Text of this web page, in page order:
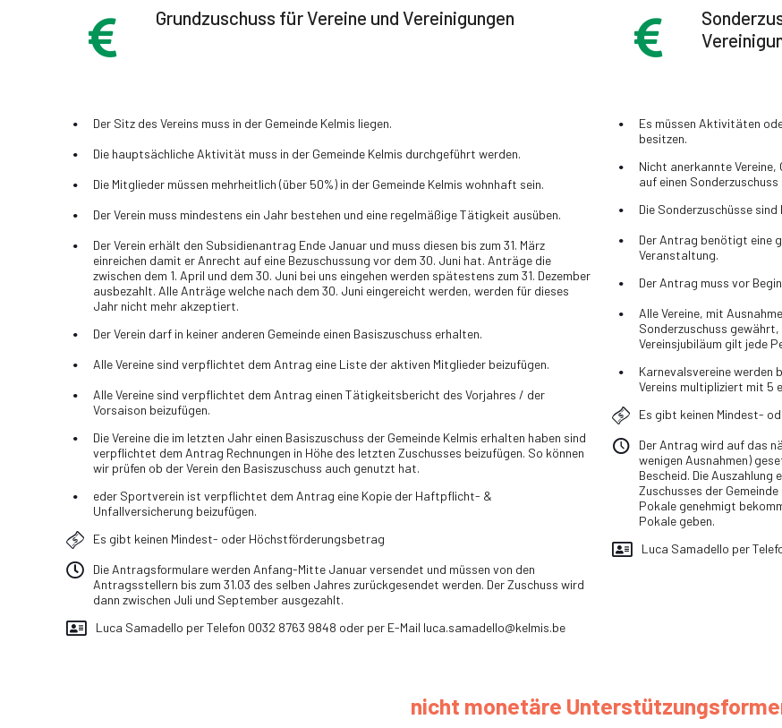
Grundzuschuss für Vereine und Vereinigungen
Der Sitz des Vereins muss in der Gemeinde Kelmis liegen.
Die hauptsächliche Aktivität muss in der Gemeinde Kelmis durchgeführt werden.
Die Mitglieder müssen mehrheitlich (über 50%) in der Gemeinde Kelmis wohnhaft sein.
Der Verein muss mindestens ein Jahr bestehen und eine regelmäßige Tätigkeit ausüben.
Der Verein erhält den Subsidienantrag Ende Januar und muss diesen bis zum 31. März
einreichen damit er Anrecht auf eine Bezuschussung vor dem 30. Juni hat. Anträge die
zwischen dem 1. April und dem 30. Juni bei uns eingehen werden spätestens zum 31. Dezember
ausbezahlt. Alle Anträge welche nach dem 30. Juni eingereicht werden, werden für dieses
Jahr nicht mehr akzeptiert.
Der Verein darf in keiner anderen Gemeinde einen Basiszuschuss erhalten.
Alle Vereine sind verpflichtet dem Antrag eine Liste der aktiven Mitglieder beizufügen.
Alle Vereine sind verpflichtet dem Antrag einen Tätigkeitsbericht des Vorjahres / der
Vorsaison beizufügen.
Die Vereine die im letzten Jahr einen Basiszuschuss der Gemeinde Kelmis erhalten haben sind
verpflichtet dem Antrag Rechnungen in Höhe des letzten Zuschusses beizufügen. So können
wir prüfen ob der Verein den Basiszuschuss auch genutzt hat.
eder Sportverein ist verpflichtet dem Antrag eine Kopie der Haftpflicht- &
Unfallversicherung beizufügen.
Es gibt keinen Mindest- oder Höchstförderungsbetrag
Die Antragsformulare werden Anfang-Mitte Januar versendet und müssen von den
Antragsstellern bis zum 31.03 des selben Jahres zurückgesendet werden. Der Zuschuss wird
dann zwischen Juli und September ausgezahlt.
Luca Samadello per Telefon 0032 8763 9848 oder per E-Mail luca.samadello@kelmis.be
Es müssen Aktivitäten
besitzen.
Nicht anerkannte
auf einen Sonderzuschuss
Die Sonderzuschüsse
Der Antrag benötigt eine
Veranstaltung.
Der Antrag muss vor
Alle Vereine, mit
Sonderzuschuss
Vereinsjubiläum gilt jede
Karnevalsvereine werden
Vereins multipliziert mit 5
Es gibt keinen Mindest-
Der Antrag wird auf das
wenigen Ausnahmen)
Bescheid. Die Auszahlung
Zuschusses der
Pokale genehmigt
Pokale geben.
Luca Samadello per
nicht monetäre